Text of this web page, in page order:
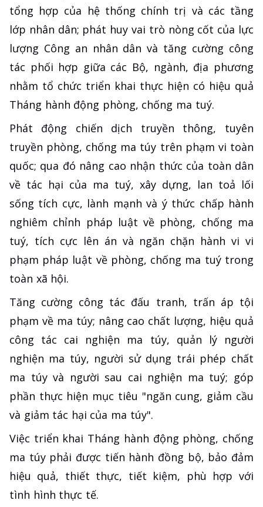
tổng hợp của hệ thống chính trị và các tầng
lớp nhân dân; phát huy vai trò nòng cốt của lực
lượng Công an nhân dân và tăng cường công
tác phối hợp giữa các Bộ, ngành, địa phương
nhằm tổ chức triển khai thực hiện có hiệu quả
Tháng hành động phòng, chống ma tuý.
Phát động chiến dịch truyền thông, tuyên
truyền phòng, chống ma túy trên phạm vi toàn
quốc; qua đó nâng cao nhận thức của toàn dân
về tác hại của ma tuý, xây dựng, lan toả lối
sống tích cực, lành mạnh và ý thức chấp hành
nghiêm chỉnh pháp luật về phòng, chống ma
tuý, tích cực lên án và ngăn chặn hành vi vi
phạm pháp luật về phòng, chống ma tuý trong
toàn xã hội.
Tăng cường công tác đấu tranh, trấn áp tội
phạm về ma túy; nâng cao chất lượng, hiệu quả
công tác cai nghiện ma túy, quản lý người
nghiện ma túy, người sử dụng trái phép chất
ma túy và người sau cai nghiện ma tuý; góp
phần thực hiện mục tiêu "ngăn cung, giảm cầu
và giảm tác hại của ma túy".
Việc triển khai Tháng hành động phòng, chống
ma túy phải được tiến hành đồng bộ, bảo đảm
hiệu quả, thiết thực, tiết kiệm, phù hợp với
tình hình thực tế.